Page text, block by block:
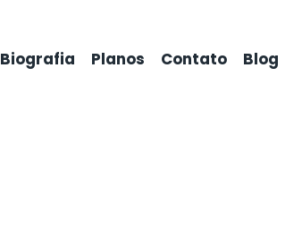
Biografia Planos Contato Blog